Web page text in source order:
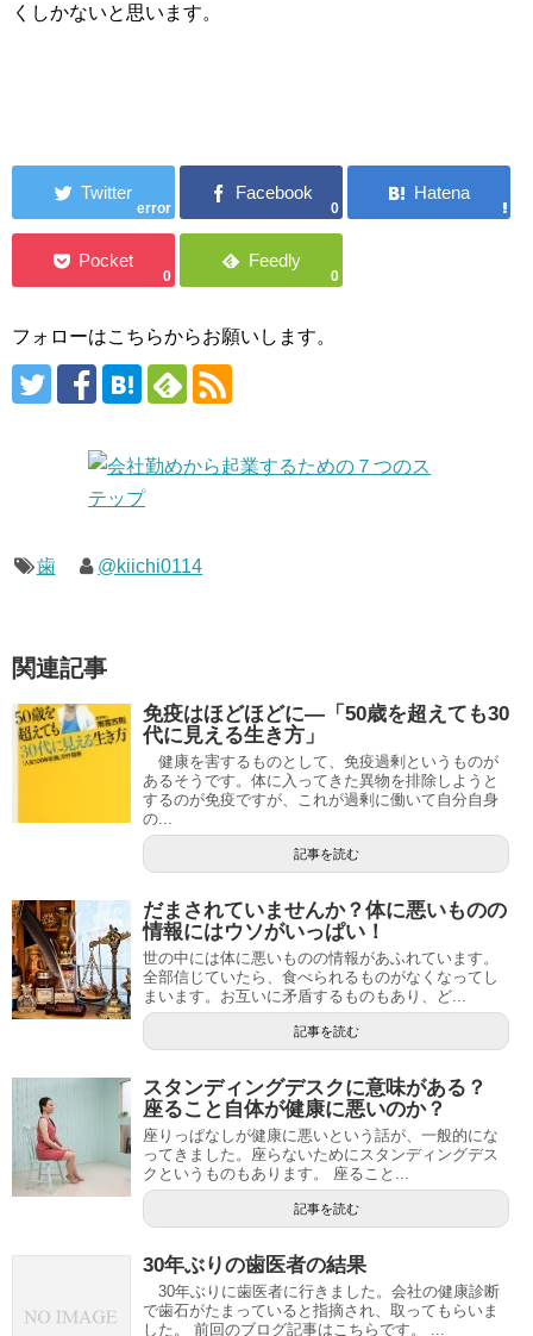
くしかないと思います。
error 0
0 0
フォローはこちらからお願いします。
歯 @kiichi0114
関連記事
免疫はほどほどに―「50歳を超えても30
代に見える生き方」
健康を害するものとして、免疫過剰というものが
あるそうです。体に入ってきた異物を排除しようと
するのが免疫ですが、これが過剰に働いて自分自身
の...
記事を読む
だまされていませんか？体に悪いものの
情報にはウソがいっぱい！
世の中には体に悪いものの情報があふれています。
全部信じていたら、食べられるものがなくなってし
まいます。お互いに矛盾するものもあり、ど...
記事を読む
スタンディングデスクに意味がある？
座ること自体が健康に悪いのか？
座りっぱなしが健康に悪いという話が、一般的にな
ってきました。座らないためにスタンディングデス
クというものもあります。 座ること...
記事を読む
30年ぶりの歯医者の結果
30年ぶりに歯医者に行きました。会社の健康診断
で歯石がたまっていると指摘され、取ってもらいま
した。 前回のブログ記事はこちらです。 ...